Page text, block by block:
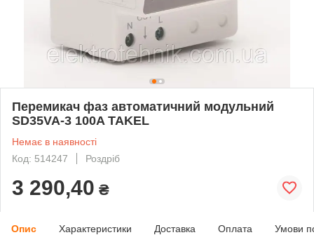
Перемикач фаз автоматичний модульний
SD35VA-3 100A TAKEL
Немає в наявності
Код: 514247
Роздріб
3 290,40 ₴
Опис Характеристики Доставка Оплата Умови